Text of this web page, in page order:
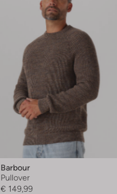
Barbour
Pullover
€ 149,99